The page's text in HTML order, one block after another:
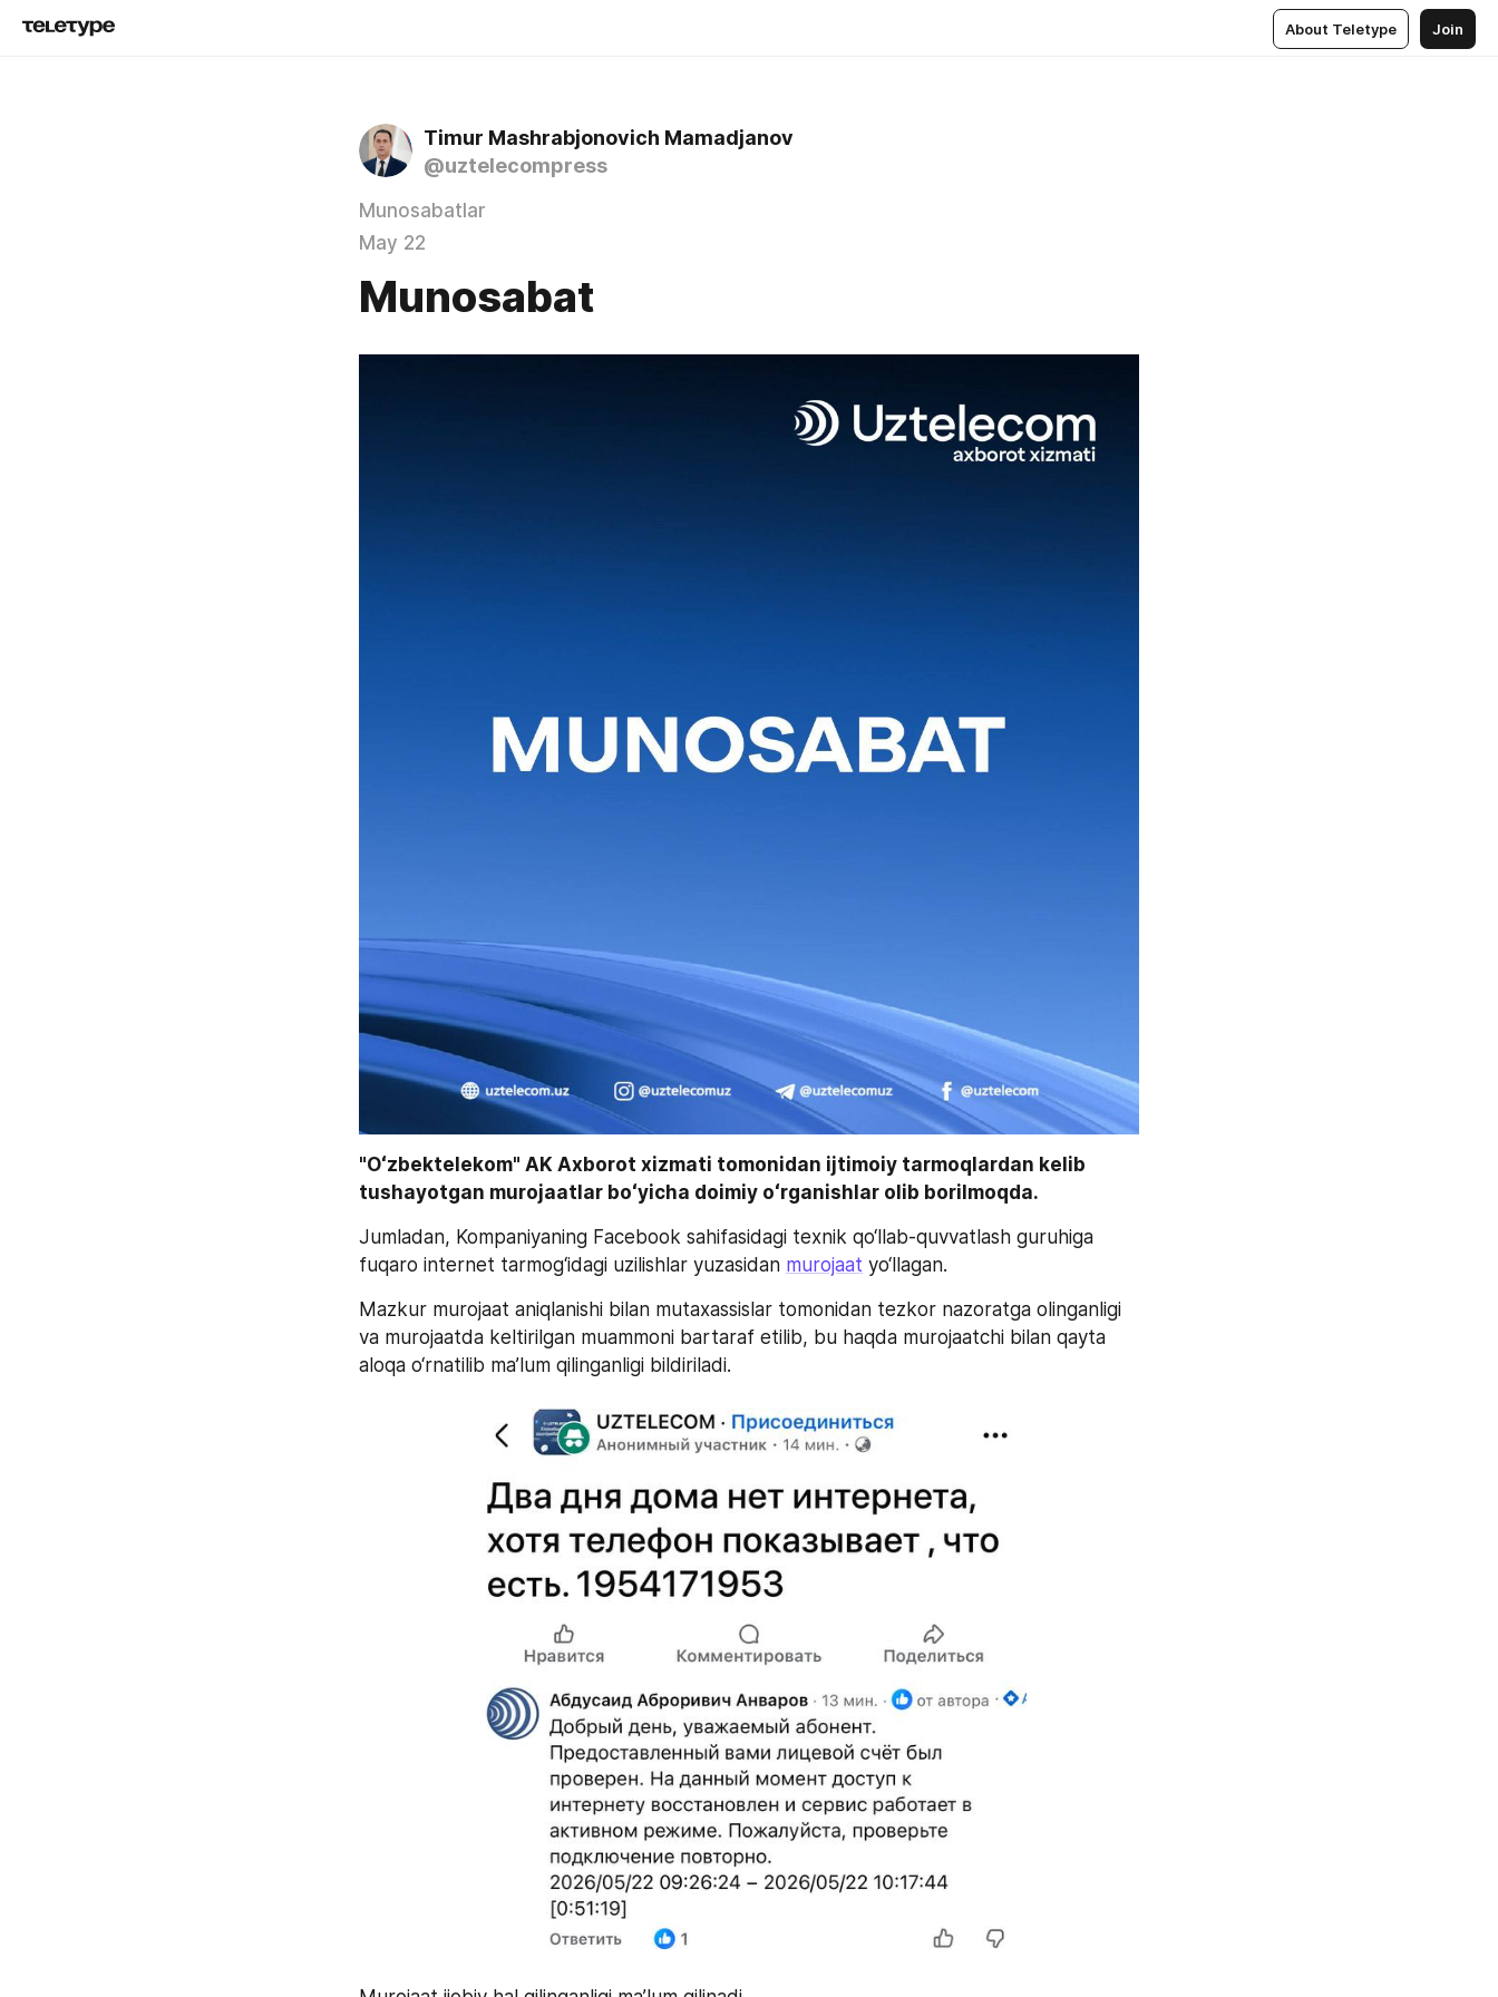
About Teletype Join
Timur Mashrabjonovich Mamadjanov
@uztelecompress
Munosabatlar
May 22
Munosabat
"Oʻzbektelekom" AK Axborot xizmati tomonidan ijtimoiy tarmoqlardan kelib
tushayotgan murojaatlar boʻyicha doimiy oʻrganishlar olib borilmoqda.
Jumladan, Kompaniyaning Facebook sahifasidagi texnik qo‘llab-quvvatlash guruhiga
fuqaro internet tarmog‘idagi uzilishlar yuzasidan murojaat yo‘llagan.
Mazkur murojaat aniqlanishi bilan mutaxassislar tomonidan tezkor nazoratga olinganligi
va murojaatda keltirilgan muammoni bartaraf etilib, bu haqda murojaatchi bilan qayta
aloqa o‘rnatilib ma’lum qilinganligi bildiriladi.